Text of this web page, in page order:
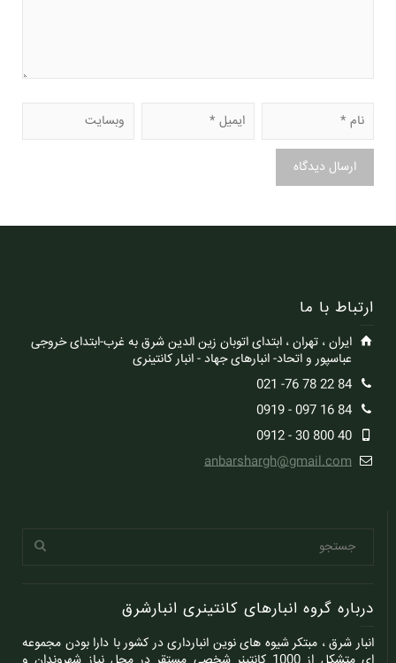
ارتباط با ما
ایران ، تهران ، ابتدای اتوبان زین الدین شرق به غرب-ابتدای خروجی
عباسپور و اتحاد- انبارهای جهاد - انبار کانتینری
84 22 78 76- 021
84 16 097 - 0919
40 800 30 - 0912
anbarshargh@gmail.com
درباره گروه انبارهای کانتینری انبارشرق
انبار شرق ، مبتکر شیوه های نوین انبارداری در کشور با دارا بودن مجموعه